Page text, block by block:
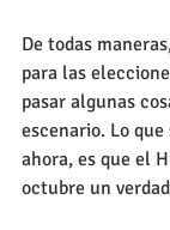
De todas
para las
pasar algunas
escenario. Lo
ahora, es que el
octubre un